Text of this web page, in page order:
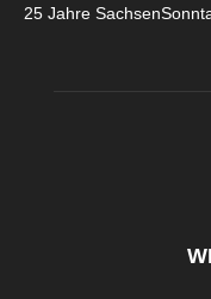
25 Jahre